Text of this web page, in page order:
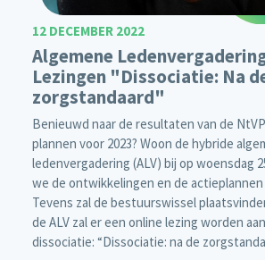
12 DECEMBER 2022
Algemene
Lezingen "Dissociatie: Na
zorgstandaard"
Benieuwd naar de resultaten van de
plannen voor 2023? Woon de hybride
ledenvergadering (ALV) bij op woensdag
we de ontwikkelingen en de
Tevens zal de bestuurswissel
de ALV zal er een online lezing worden
dissociatie: “Dissociatie: na de